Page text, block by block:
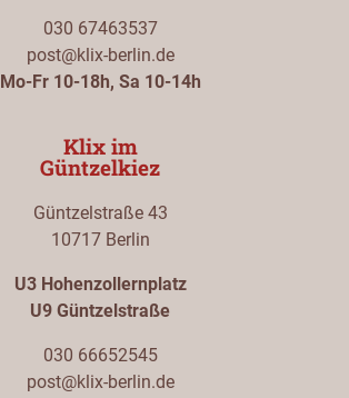
030 67463537
post@klix-berlin.de
Mo-Fr 10-18h, Sa 10-14h
Klix im
Güntzelkiez
Güntzelstraße 43
10717 Berlin
U3 Hohenzollernplatz
U9 Güntzelstraße
030 66652545
post@klix-berlin.de